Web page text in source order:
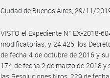
Ciudad de Buenos Aires, 29/11/
VISTO el Expediente N° EX-2018-
modificatorias, y 24.425, los
de fecha 4 de octubre de 2016 y
174 de fecha 2 de marzo de 2018